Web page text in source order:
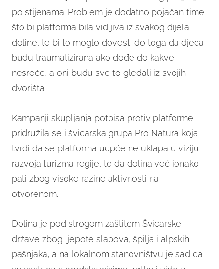
po stijenama. Problem je dodatno pojačan time
što bi platforma bila vidljiva iz svakog dijela
doline, te bi to moglo dovesti do toga da djeca
budu traumatizirana ako dođe do kakve
nesreće, a oni budu sve to gledali iz svojih
dvorišta.
Kampanji skupljanja potpisa protiv platforme
pridružila se i švicarska grupa Pro Natura koja
tvrdi da se platforma uopće ne uklapa u viziju
razvoja turizma regije, te da dolina već ionako
pati zbog visoke razine aktivnosti na
otvorenom.
Dolina je pod strogom zaštitom Švicarske
države zbog ljepote slapova, špilja i alpskih
pašnjaka, a na lokalnom stanovništvu je sad da